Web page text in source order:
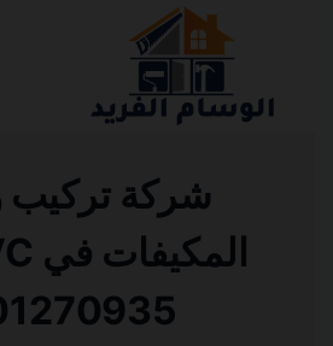
شركة تركيب